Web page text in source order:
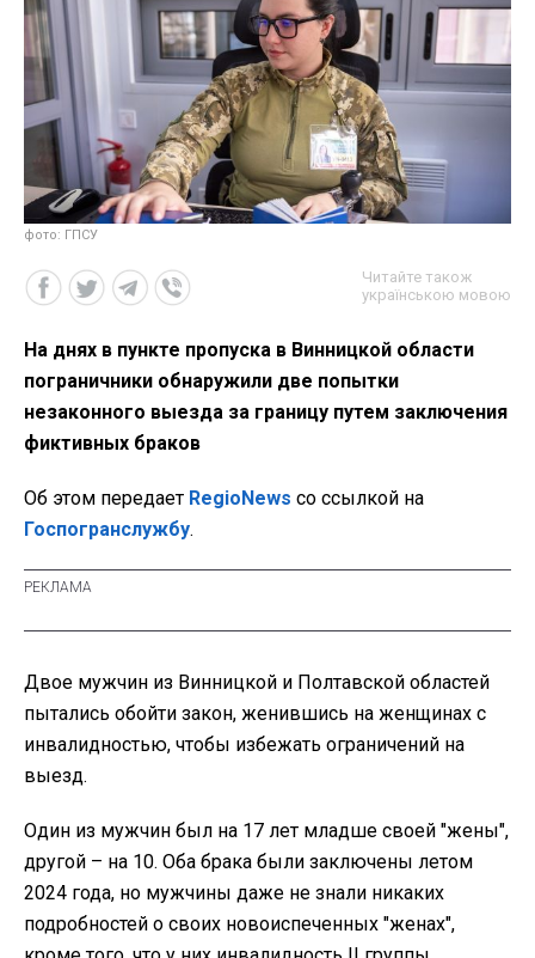
фото: ГПСУ
Читайте також
українською мовою
На днях в пункте пропуска в Винницкой области
пограничники обнаружили две попытки
незаконного выезда за границу путем заключения
фиктивных браков
Об этом передает RegioNews со ссылкой на
Госпогранслужбу.
Двое мужчин из Винницкой и Полтавской областей
пытались обойти закон, женившись на женщинах с
инвалидностью, чтобы избежать ограничений на
выезд.
Один из мужчин был на 17 лет младше своей "жены",
другой – на 10. Оба брака были заключены летом
2024 года, но мужчины даже не знали никаких
подробностей о своих новоиспеченных "женах",